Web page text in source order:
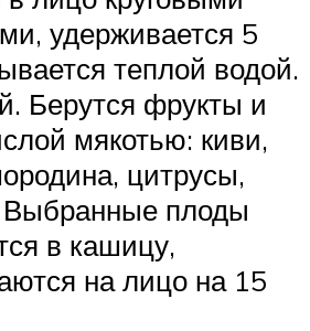
удерживается 5
теплой водой.
Берутся фрукты и
мякотью: киви,
цитрусы,
Выбранные плоды
в кашицу,
на лицо на 15